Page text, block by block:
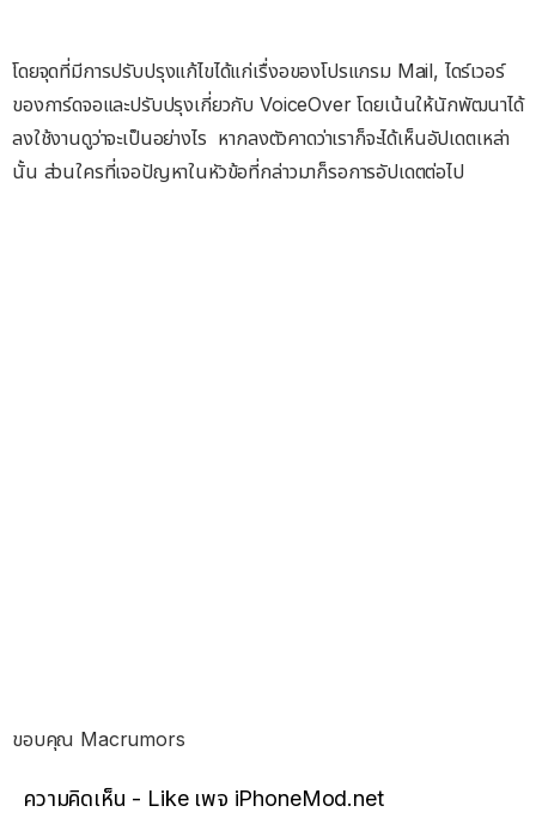
โดยจุดที่มีการปรับปรุงแก้ไขได้แก่เรื่งอของโปรแกรม Mail, ไดร์เวอร์
ของการ์ดจอและปรับปรุงเกี่ยวกับ VoiceOver โดยเน้นให้นักพัฒนาได้
ลงใช้งานดูว่าจะเป็นอย่างไร หากลงตัวคาดว่าเราก็จะได้เห็นอัปเดตเหล่า
นั้น ส่วนใครที่เจอปัญหาในหัวข้อที่กล่าวมาก็รอการอัปเดตต่อไป
ขอบคุณ Macrumors
ความคิดเห็น - Like เพจ iPhoneMod.net